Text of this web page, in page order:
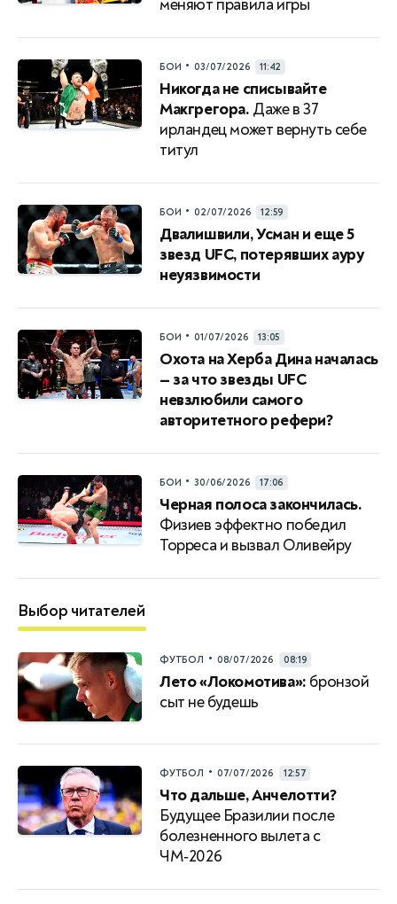
меняют правила игры
БОИ • 03/07/2026 11:42
Никогда не списывайте
Макгрегора. Даже в 37
ирландец может вернуть себе
титул
БОИ • 02/07/2026 12:59
Двалишвили, Усман и еще 5
звезд UFC, потерявших ауру
неуязвимости
БОИ • 01/07/2026 13:05
Охота на Херба Дина началась
— за что звезды UFC
невзлюбили самого
авторитетного рефери?
БОИ • 30/06/2026 17:06
Черная полоса закончилась.
Физиев эффектно победил
Торреса и вызвал Оливейру
Выбор читателей
ФУТБОЛ • 08/07/2026 08:19
Лето «Локомотива»: бронзой
сыт не будешь
ФУТБОЛ • 07/07/2026 12:57
Что дальше, Анчелотти?
Будущее Бразилии после
болезненного вылета с
ЧМ‑2026